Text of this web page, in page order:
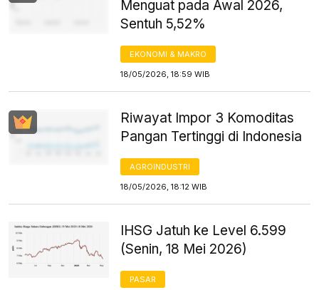
Menguat pada Awal 2026,
Sentuh 5,52%
EKONOMI & MAKRO
18/05/2026, 18:59 WIB
Riwayat Impor 3 Komoditas
Pangan Tertinggi di Indonesia
AGROINDUSTRI
18/05/2026, 18:12 WIB
IHSG Jatuh ke Level 6.599
(Senin, 18 Mei 2026)
PASAR